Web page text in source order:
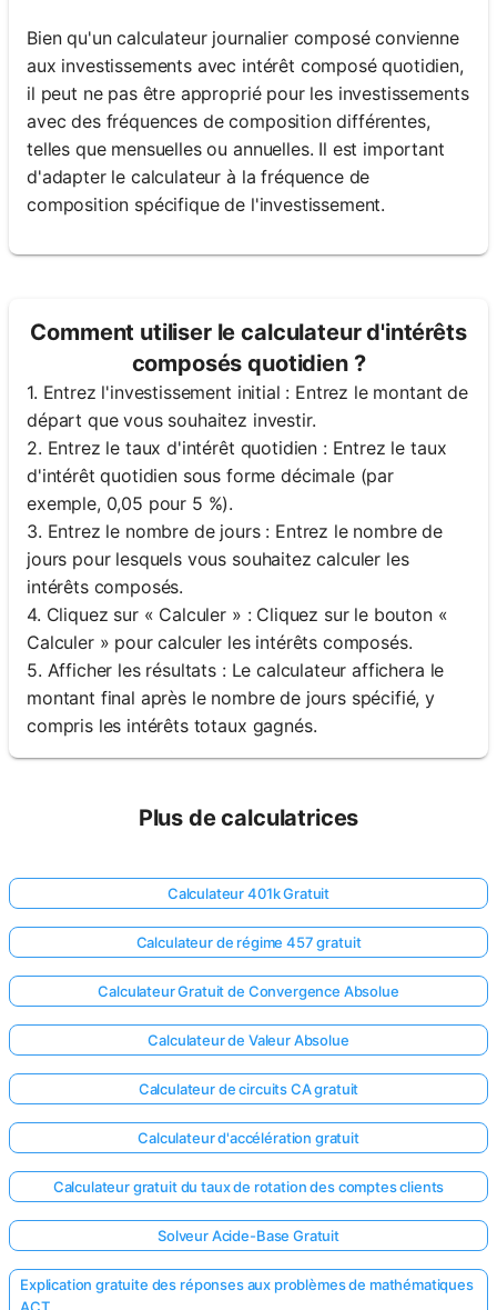
Bien qu'un calculateur journalier composé convienne
aux investissements avec intérêt composé quotidien,
il peut ne pas être approprié pour les investissements
avec des fréquences de composition différentes,
telles que mensuelles ou annuelles. Il est important
d'adapter le calculateur à la fréquence de
composition spécifique de l'investissement.
Comment utiliser le calculateur d'intérêts
composés quotidien ?
1. Entrez l'investissement initial : Entrez le montant de
départ que vous souhaitez investir.
2. Entrez le taux d'intérêt quotidien : Entrez le taux
d'intérêt quotidien sous forme décimale (par
exemple, 0,05 pour 5 %).
3. Entrez le nombre de jours : Entrez le nombre de
jours pour lesquels vous souhaitez calculer les
intérêts composés.
4. Cliquez sur « Calculer » : Cliquez sur le bouton «
Calculer » pour calculer les intérêts composés.
5. Afficher les résultats : Le calculateur affichera le
montant final après le nombre de jours spécifié, y
compris les intérêts totaux gagnés.
Plus de calculatrices
Calculateur 401k Gratuit
Calculateur de régime 457 gratuit
Calculateur Gratuit de Convergence Absolue
Calculateur de Valeur Absolue
Calculateur de circuits CA gratuit
Calculateur d'accélération gratuit
Calculateur gratuit du taux de rotation des comptes clients
Solveur Acide-Base Gratuit
Explication gratuite des réponses aux problèmes de mathématiques
ACT